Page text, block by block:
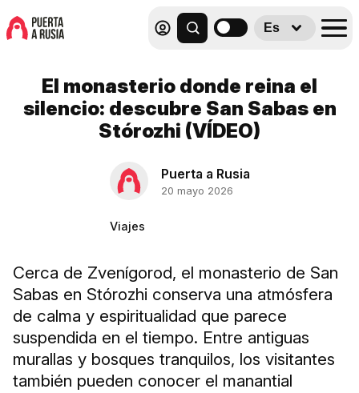
Es
El monasterio donde reina el
silencio: descubre San Sabas en
Stórozhi (VÍDEO)
Puerta a Rusia
20 mayo 2026
Viajes
Cerca de Zvenígorod, el monasterio de San
Sabas en Stórozhi conserva una atmósfera
de calma y espiritualidad que parece
suspendida en el tiempo. Entre antiguas
murallas y bosques tranquilos, los visitantes
también pueden conocer el manantial